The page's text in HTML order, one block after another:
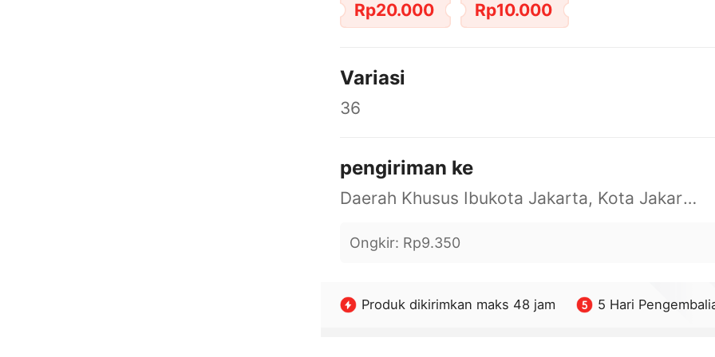
Rp20.000 Rp10.000
Variasi
36
pengiriman ke
Daerah Khusus Ibukota Jakarta, Kota Jakarta Barat, Cengkareng, yy
Ongkir: Rp9.350
Produk dikirimkan maks 48 jam 5 Hari